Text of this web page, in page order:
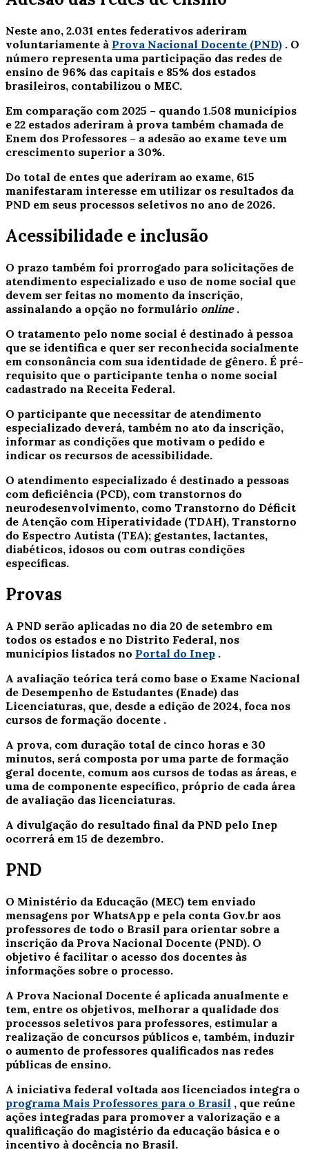
Neste ano, 2.031 entes federativos aderiram
voluntariamente à Prova Nacional Docente (PND) . O
número representa uma participação das redes de
ensino de 96% das capitais e 85% dos estados
brasileiros, contabilizou o MEC.
Em comparação com 2025 – quando 1.508 municípios
e 22 estados aderiram à prova também chamada de
Enem dos Professores – a adesão ao exame teve um
crescimento superior a 30%.
Do total de entes que aderiram ao exame, 615
manifestaram interesse em utilizar os resultados da
PND em seus processos seletivos no ano de 2026.
Acessibilidade e inclusão
O prazo também foi prorrogado para solicitações de
atendimento especializado e uso de nome social que
devem ser feitas no momento da inscrição,
assinalando a opção no formulário online.
O tratamento pelo nome social é destinado à pessoa
que se identifica e quer ser reconhecida socialmente
em consonância com sua identidade de gênero. É pré-
requisito que o participante tenha o nome social
cadastrado na Receita Federal.
O participante que necessitar de atendimento
especializado deverá, também no ato da inscrição,
informar as condições que motivam o pedido e
indicar os recursos de acessibilidade.
O atendimento especializado é destinado a pessoas
com deficiência (PCD), com transtornos do
neurodesenvolvimento, como Transtorno do Déficit
de Atenção com Hiperatividade (TDAH), Transtorno
do Espectro Autista (TEA); gestantes, lactantes,
diabéticos, idosos ou com outras condições
específicas.
Provas
A PND serão aplicadas no dia 20 de setembro em
todos os estados e no Distrito Federal, nos
municípios listados no Portal do Inep .
A avaliação teórica terá como base o Exame Nacional
de Desempenho de Estudantes (Enade) das
Licenciaturas, que, desde a edição de 2024, foca nos
cursos de formação docente .
A prova, com duração total de cinco horas e 30
minutos, será composta por uma parte de formação
geral docente, comum aos cursos de todas as áreas, e
uma de componente específico, próprio de cada área
de avaliação das licenciaturas.
A divulgação do resultado final da PND pelo Inep
ocorrerá em 15 de dezembro.
PND
O Ministério da Educação (MEC) tem enviado
mensagens por WhatsApp e pela conta Gov.br aos
professores de todo o Brasil para orientar sobre a
inscrição da Prova Nacional Docente (PND). O
objetivo é facilitar o acesso dos docentes às
informações sobre o processo.
A Prova Nacional Docente é aplicada anualmente e
tem, entre os objetivos, melhorar a qualidade dos
processos seletivos para professores, estimular a
realização de concursos públicos e, também, induzir
o aumento de professores qualificados nas redes
públicas de ensino.
A iniciativa federal voltada aos licenciados integra o
programa Mais Professores para o Brasil , que reúne
ações integradas para promover a valorização e a
qualificação do magistério da educação básica e o
incentivo à docência no Brasil.